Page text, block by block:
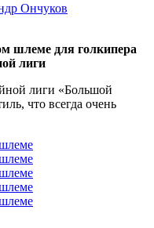
Ончуков
шлеме для голкипера
лиги
лиги «Большой
что всегда очень